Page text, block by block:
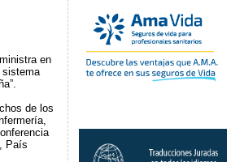
en
sistema
de los
País